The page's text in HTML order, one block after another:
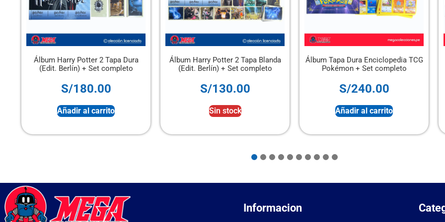
Álbum Harry Potter 2 Tapa Blanda
(Edit. Berlín) + Set completo
S/130.00
Sin stock
Álbum Tapa Dura Enciclopedia TCG
Pokémon + Set completo
S/240.00
Añadir al carrito
Álbum Pasión de Gavilanes + Set
completo
S/50.00
Añadir al carrito
Informacion